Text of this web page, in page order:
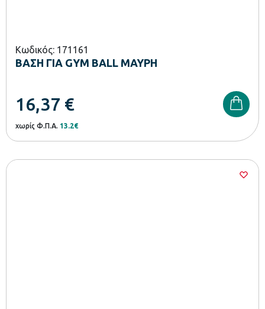
Κωδικός: 171161
ΒΑΣΗ ΓΙΑ GYM BALL ΜΑΥΡΗ
16,37 €
χωρίς Φ.Π.Α. 13.2€